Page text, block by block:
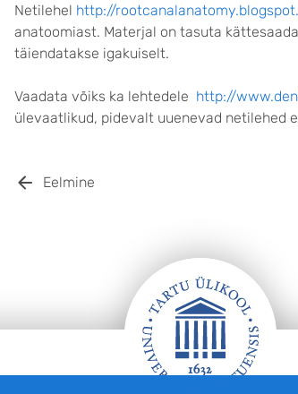
Netilehel http://
anatoomiast. Materjal on tasuta
täiendatakse igakuiselt.
Vaadata võiks ka lehtedele http://
ülevaatlikud, pidevalt uuenevad netilehed
Eelmine